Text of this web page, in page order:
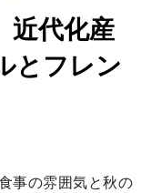
近代化産
とフレン
事の雰囲気と秋の